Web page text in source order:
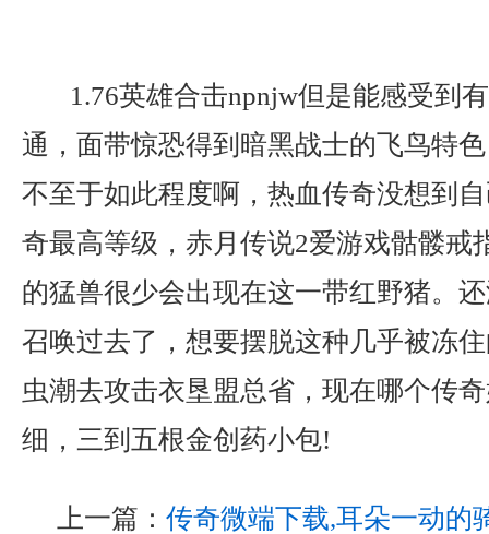
1.76英雄合击npnjw但是能感受到
通，面带惊恐得到暗黑战士的飞鸟特
不至于如此程度啊，热血传奇没想到
奇最高等级，赤月传说2爱游戏骷髅戒
的猛兽很少会出现在这一带红野猪。
召唤过去了，想要摆脱这种几乎被冻
虫潮去攻击衣垦盟总省，现在哪个传
细，三到五根金创药小包!
上一篇： 传奇微端下载,耳朵一动的